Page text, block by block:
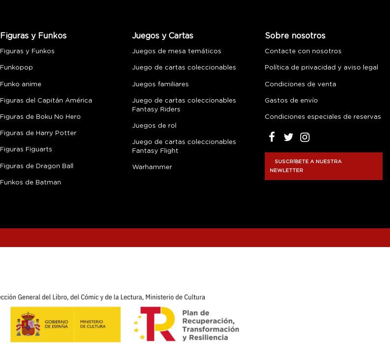
Figuras y Funkos
Figuras y Funkos
Funkopop
Funko anime
Figuras del Capitán América
Figuras de Boku No Hero
Figuras de Harry Potter
Figuras Figuarts
Figuras de Dragon Ball
Funkos de Batman
Juegos y Cartas
Juegos de mesa temáticos
Juego de cartas coleccionables
Juegos familiares
Juego de cartas coleccionables
Fantasy Riders
Juegos de rol
Juego de cartas coleccionables
Fantasy Flight
Warhammer
Sobre nosotros
Contacte con nosotros
Política de privacidad y aviso legal
Condiciones de venta
Gastos de envío
Condiciones especiales de reservas
SUSCRÍBETE A NUESTRA
NEWLETTER